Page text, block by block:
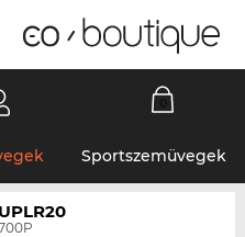
Sportszemüvegek
UPLR20